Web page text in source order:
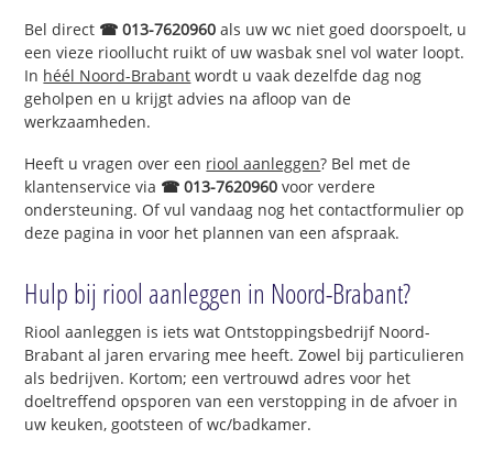
Bel direct ☎ 013-7620960 als uw wc niet goed doorspoelt, u
een vieze rioollucht ruikt of uw wasbak snel vol water loopt.
In héél Noord-Brabant wordt u vaak dezelfde dag nog
geholpen en u krijgt advies na afloop van de
werkzaamheden.
Heeft u vragen over een riool aanleggen? Bel met de
klantenservice via ☎ 013-7620960 voor verdere
ondersteuning. Of vul vandaag nog het contactformulier op
deze pagina in voor het plannen van een afspraak.
Hulp bij riool aanleggen in Noord-Brabant?
Riool aanleggen is iets wat Ontstoppingsbedrijf Noord-
Brabant al jaren ervaring mee heeft. Zowel bij particulieren
als bedrijven. Kortom; een vertrouwd adres voor het
doeltreffend opsporen van een verstopping in de afvoer in
uw keuken, gootsteen of wc/badkamer.